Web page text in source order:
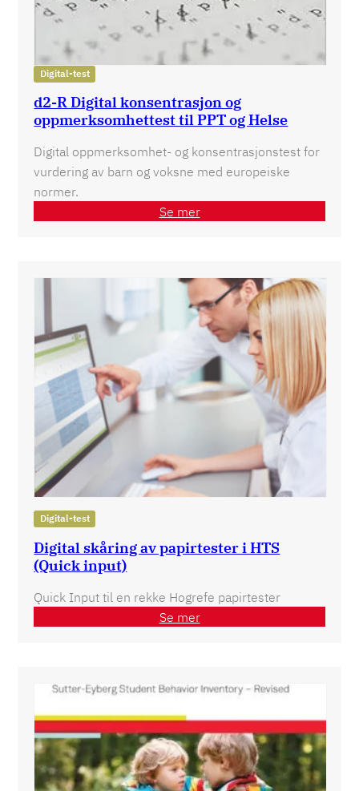
Digital-test
d2-R Digital konsentrasjon og
oppmerksomhettest til PPT og Helse
Digital oppmerksomhet- og konsentrasjonstest for
vurdering av barn og voksne med europeiske
normer.
Se mer
Digital-test
Digital skåring av papirtester i HTS
(Quick input)
Quick Input til en rekke Hogrefe papirtester
Se mer